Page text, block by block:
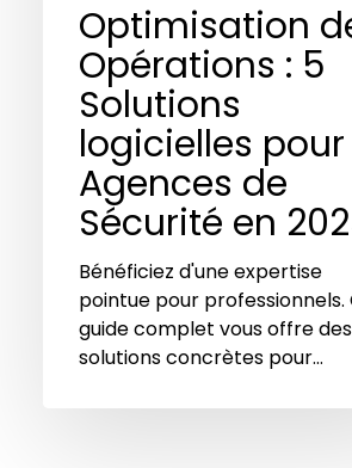
Optimisation
Opérations : 5
Solutions
logicielles pour
Agences de
Sécurité en
Bénéficiez d'une expertise
pointue pour professionnels.
guide complet vous offre des
solutions concrètes pour…